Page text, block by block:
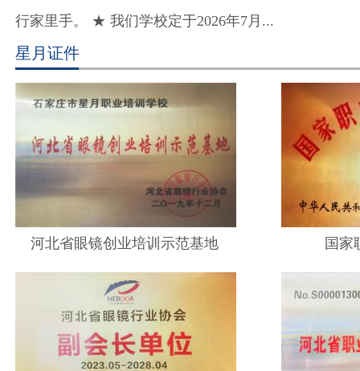
行家里手。 ★ 我们学校定于2026年7月...
星月证件
河北省眼镜创业培训示范基地 国家